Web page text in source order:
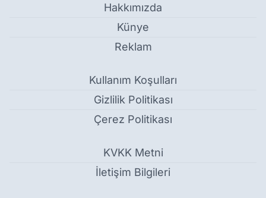
Hakkımızda
Künye
Reklam
Kullanım Koşulları
Gizlilik Politikası
Çerez Politikası
KVKK Metni
İletişim Bilgileri